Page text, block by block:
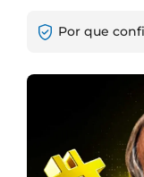
Por que